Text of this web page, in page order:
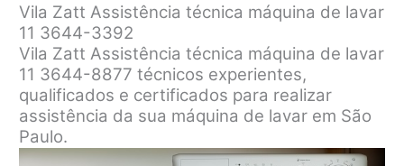
Vila Zatt Assistência técnica máquina de lavar
11 3644-3392
Vila Zatt Assistência técnica máquina de lavar
11 3644-8877 técnicos experientes,
qualificados e certificados para realizar
assistência da sua máquina de lavar em São
Paulo.